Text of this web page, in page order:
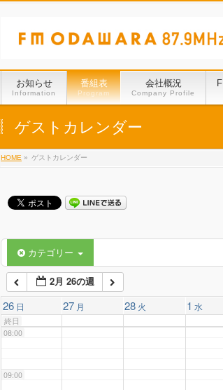
お知らせ
Information
番組表
Program
会社概況
Company Profile
ゲストカレンダー
HOME » ゲストカレンダー
カテゴリー
2月 26の週
26 日 27 月 28 火 1 水
終日
01:00
02:00
03:00
04:00
05:00
06:00
07:00
08:00
09:00